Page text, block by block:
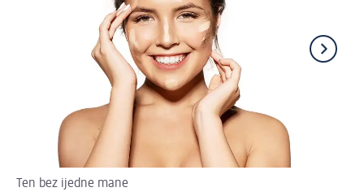
Ten bez ijedne mane